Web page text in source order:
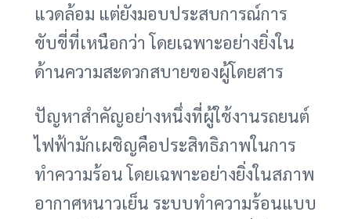
แวดล้อม แต่ยังมอบประสบการณ์การ
ขับขี่ที่เหนือกว่า โดยเฉพาะอย่างยิ่งใน
ด้านความสะดวกสบายของผู้โดยสาร
ปัญหาสำคัญอย่างหนึ่งที่ผู้ใช้งานรถยนต์
ไฟฟ้ามักเผชิญคือประสิทธิภาพในการ
ทำความร้อน โดยเฉพาะอย่างยิ่งในสภาพ
อากาศหนาวเย็น ระบบทำความร้อนแบบ